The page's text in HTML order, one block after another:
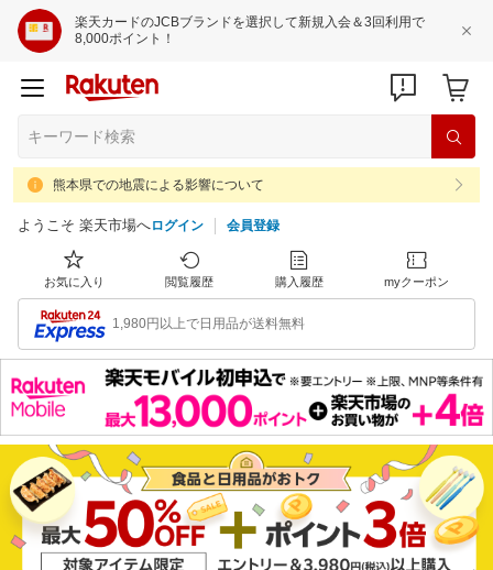
楽天カードのJCBブランドを選択して新規入会＆3回利用で
8,000ポイント！
熊本県での地震による影響について
ようこそ 楽天市場へログイン 会員登録
お気に入り 閲覧履歴 購入履歴 myクーポン
1,980円以上で日用品が送料無料